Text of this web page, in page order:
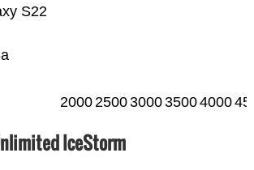
S22
20002500300035004000
Unlimited IceStorm